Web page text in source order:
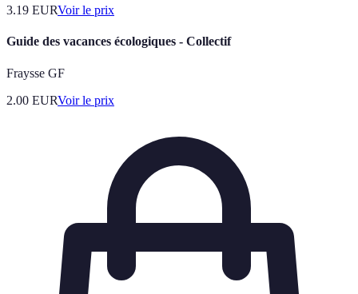
3.19 EURVoir le prix
Guide des vacances écologiques - Collectif
Fraysse GF
2.00 EURVoir le prix